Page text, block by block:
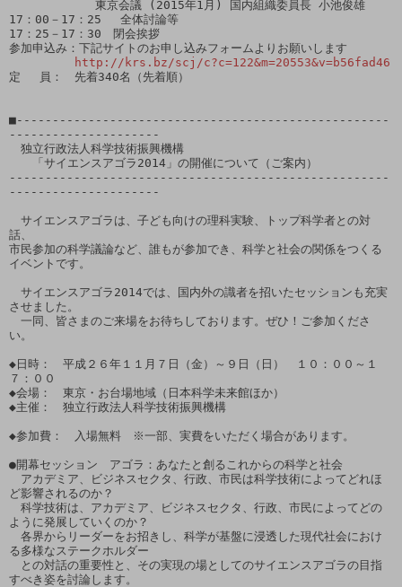
17：00－17：25　 全体討論等
17：25－17：30　閉会挨拶
参加申込み：下記サイトのお申し込みフォームよりお願いします
http://krs.bz/scj/c?c=122&m=20553&v=b56fad46
定　 員：　先着340名（先着順）
■----------------------------------------------------
---------------------
独立行政法人科学技術振興機構
「サイエンスアゴラ2014」の開催について（ご案内）
-----------------------------------------------------
---------------------
サイエンスアゴラは、子ども向けの理科実験、トップ科学者との対
話、
市民参加の科学議論など、誰もが参加でき、科学と社会の関係をつくる
イベントです。
サイエンスアゴラ2014では、国内外の識者を招いたセッションも充実
させました。
一同、皆さまのご来場をお待ちしております。ぜひ！ご参加くださ
い。
◆日時：　平成２６年１１月７日（金）～９日（日）　１０：００～１
７：００
◆会場：　東京・お台場地域（日本科学未来館ほか）
◆主催：　独立行政法人科学技術振興機構
◆参加費：　入場無料　※一部、実費をいただく場合があります。
●開幕セッション　アゴラ：あなたと創るこれからの科学と社会
アカデミア、ビジネスセクタ、行政、市民は科学技術によってどれほ
ど影響されるのか？
科学技術は、アカデミア、ビジネスセクタ、行政、市民によってどの
ように発展していくのか？
各界からリーダーをお招きし、科学が基盤に浸透した現代社会におけ
る多様なステークホルダー
との対話の重要性と、その実現の場としてのサイエンスアゴラの目指
すべき姿を討論します。